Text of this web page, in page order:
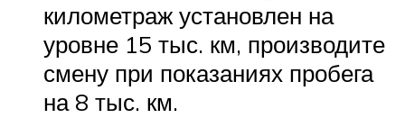
километраж установлен на
уровне 15 тыс. км, производите
смену при показаниях пробега
на 8 тыс. км.